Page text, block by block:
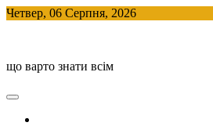
Skip
Четвер, 06 Серпня, 2026
що варто знати всім